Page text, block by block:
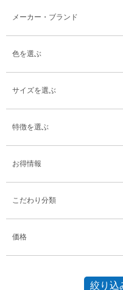
メーカー・ブランド
色を選ぶ
サイズを選ぶ
特徴を選ぶ
お得情報
こだわり分類
価格